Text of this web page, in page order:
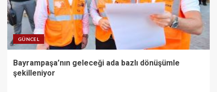
GÜNCEL
Bayrampaşa’nın geleceği ada bazlı dönüşümle
şekilleniyor